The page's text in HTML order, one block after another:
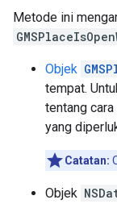
Metode ini
Objek
tempat.
tentang
yang
Catatan:
Objek